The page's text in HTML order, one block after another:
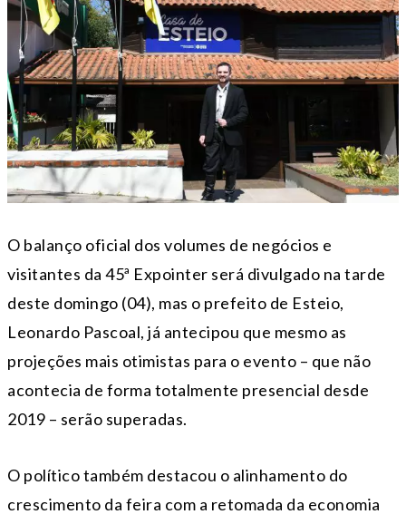
O balanço oficial dos volumes de negócios e
visitantes da 45ª Expointer será divulgado na tarde
deste domingo (04), mas o prefeito de Esteio,
Leonardo Pascoal, já antecipou que mesmo as
projeções mais otimistas para o evento – que não
acontecia de forma totalmente presencial desde
2019 – serão superadas.
O político também destacou o alinhamento do
crescimento da feira com a retomada da economia